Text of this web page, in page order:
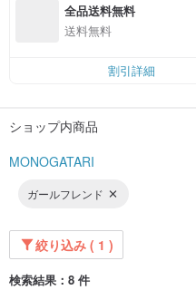
「商品（MONO=モノ）」を通じて
それぞれの新しい物語を多彩につく
れ時代を超えて愛されるような魅力
全品送料無料
送料無料
割引詳細
ショップ内商品
MONOGATARI
ガールフレンド
絞り込み ( 1 )
検索結果：8 件